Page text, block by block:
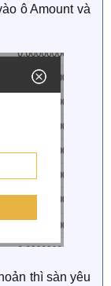
ô Amount và
thì sàn yêu